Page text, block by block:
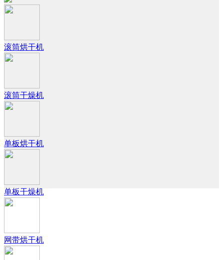
滚筒烘干机
滚筒干燥机
单板烘干机
单板干燥机
网带烘干机